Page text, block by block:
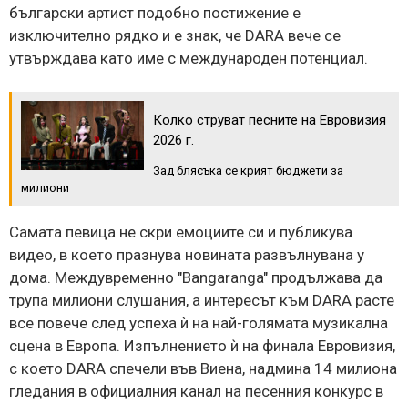
български артист подобно постижение е
изключително рядко и е знак, че DARA вече се
утвърждава като име с международен потенциал.
Колко струват песните на Евровизия
2026 г.
Зад блясъка се крият бюджети за
милиони
Самата певица не скри емоциите си и публикува
видео, в което празнува новината развълнувана у
дома. Междувременно "Bangaranga" продължава да
трупа милиони слушания, а интересът към DARA расте
все повече след успеха ѝ на най-голямата музикална
сцена в Европа. Изпълнението ѝ на финала Евровизия,
с което DARA спечели във Виена, надмина 14 милиона
гледания в официалния канал на песенния конкурс в